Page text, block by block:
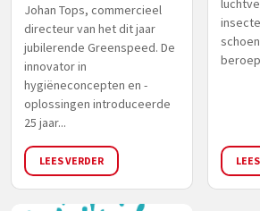
Johan Tops, commercieel
directeur van het dit jaar
jubilerende Greenspeed. De
innovator in
hygiëneconcepten en -
oplossingen introduceerde
25 jaar...
LEES VERDER